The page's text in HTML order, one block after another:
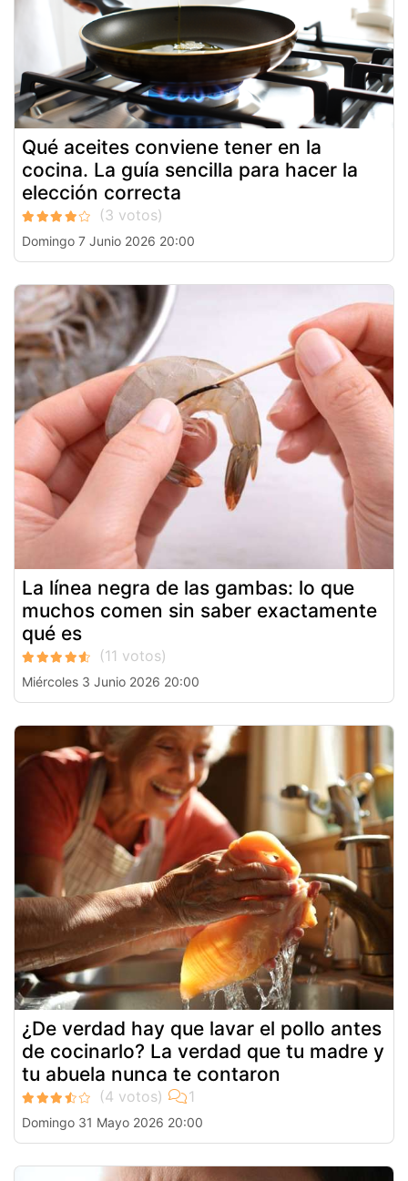
Qué aceites conviene tener en la
cocina. La guía sencilla para hacer la
elección correcta
Domingo 7 Junio 2026 20:00
La línea negra de las gambas: lo que
muchos comen sin saber exactamente
qué es
Miércoles 3 Junio 2026 20:00
¿De verdad hay que lavar el pollo antes
de cocinarlo? La verdad que tu madre y
tu abuela nunca te contaron
Domingo 31 Mayo 2026 20:00